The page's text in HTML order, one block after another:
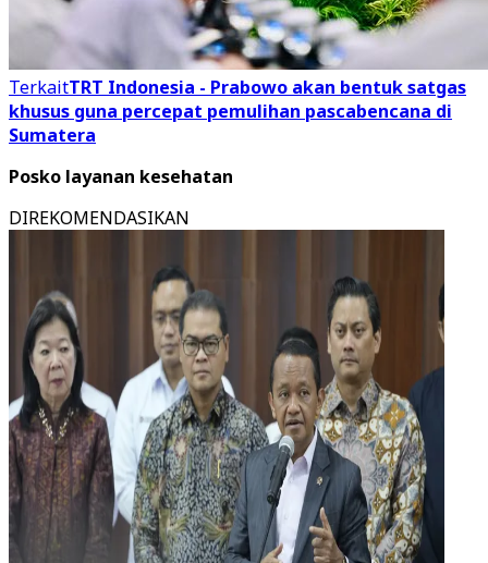
TerkaitTRT Indonesia - Prabowo akan bentuk satgas
khusus guna percepat pemulihan pascabencana di
Sumatera
Posko layanan kesehatan
DIREKOMENDASIKAN